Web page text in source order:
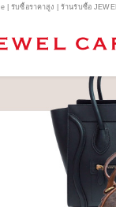
| รับซื้อราคาสูง | ร้านรับซื้อ